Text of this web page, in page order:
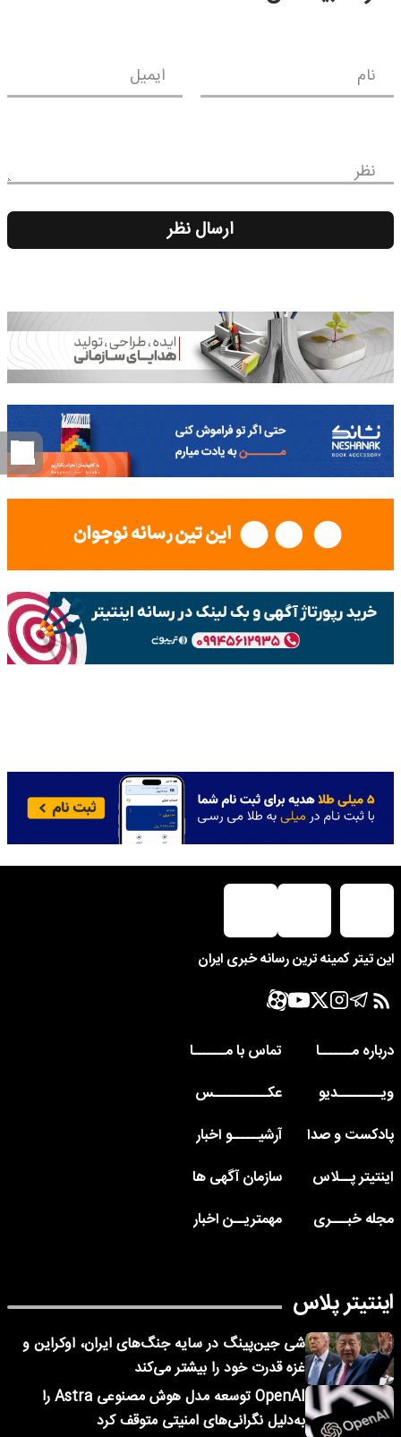
نام ایمیل
نظر
ارسال نظر
این تیتر کمینه ترین رسانه خبری ایران
درباره مــــــا
تماس با مــــــا
ویــــــــدیو
عکــــــــــس
پادکست و صدا
آرشیـــــو اخبار
اینتیتر پــلاس
سازمان آگهی ها
مجله خبـــری
مهمتریــن اخبار
اینتیتر پلاس
شی جین‌پینگ در سایه جنگ‌های ایران، اوکراین و
غزه قدرت خود را بیشتر می‌کند
OpenAI توسعه مدل هوش مصنوعی Astra را
به‌دلیل نگرانی‌های امنیتی متوقف کرد